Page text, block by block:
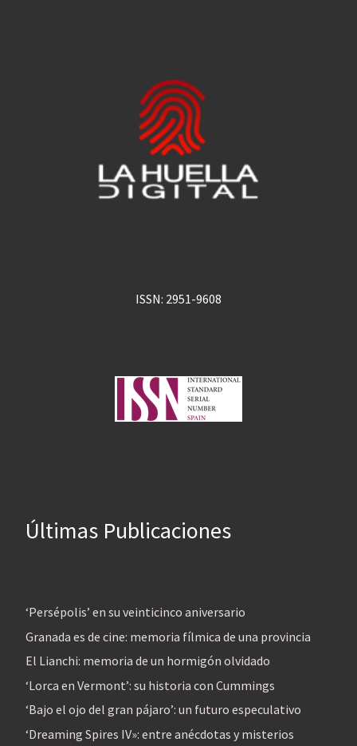
ISSN: 2951-9608
Últimas Publicaciones
‘Persépolis’ en su veinticinco aniversario
Granada es de cine: memoria fílmica de una provincia
El Lianchi: memoria de un hormigón olvidado
‘Lorca en Vermont’: su historia con Cummings
‘Bajo el ojo del gran pájaro’: un futuro especulativo
‘Dreaming Spires IV»: entre anécdotas y misterios